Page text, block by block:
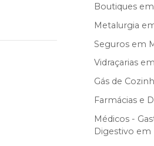
Boutiques
Metalurgia
Seguros em
Vidraçarias
Gás de
Farmácias e
Médicos -
Digestivo em